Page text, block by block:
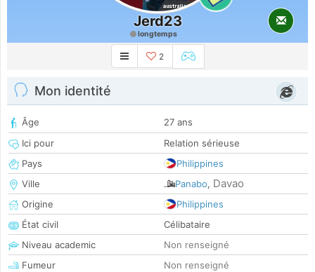
Jerd23
longtemps
2
Mon identité
Âge
27 ans
Ici pour
Relation sérieuse
Pays
Philippines
Ville
Panabo, Davao
Origine
Philippines
État civil
Célibataire
Niveau academic
Non renseigné
Fumeur
Non renseigné